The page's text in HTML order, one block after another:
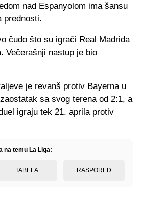
nad Espanyolom ima šansu
prednosti.
čudo što su igrači Real Madrida
Večerašnji nastup je bio
je revanš protiv Bayerna u
sa svog terena od 2:1, a
igraju tek 21. aprila protiv
na temu La Liga:
TABELA RASPORED